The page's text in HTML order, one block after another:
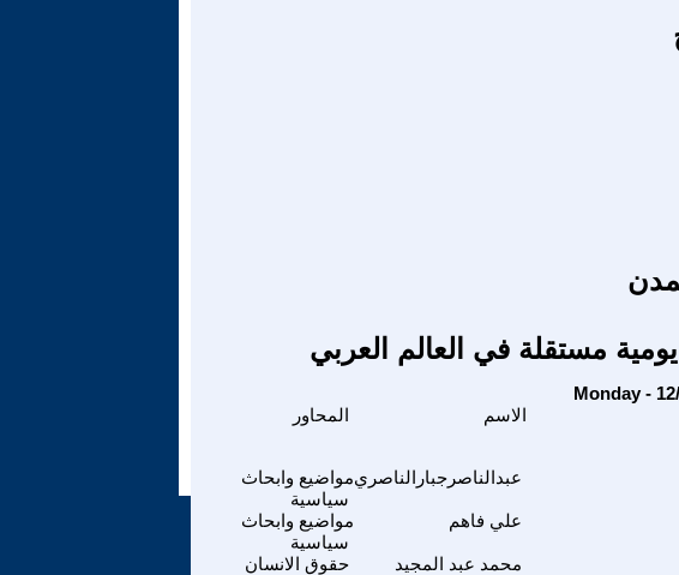
مستقلة في العالم العربي
الاسم
مواضيع وابحاث
سياسية
عبدالناصرجبارالناصري
مواضيع وابحاث
سياسية
علي فاهم
حقوق الانسان محمد عبد المجيد